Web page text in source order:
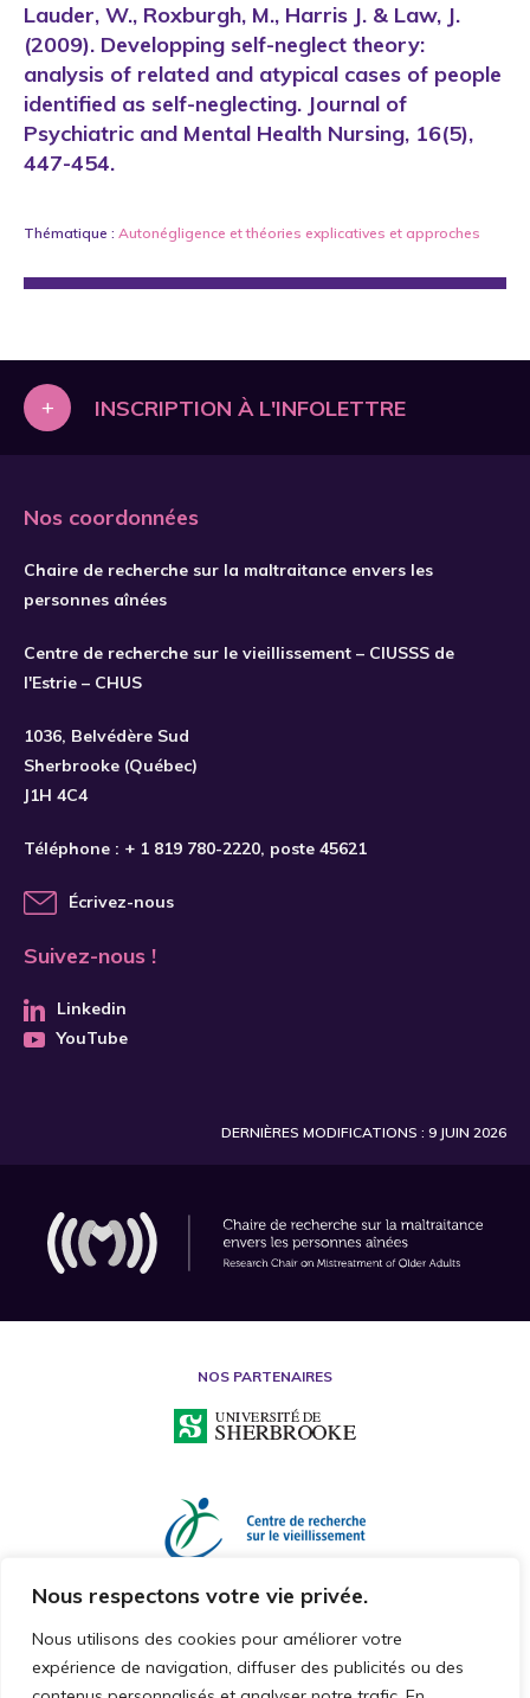
Nous respectons votre vie privée.
Nous utilisons des cookies pour améliorer votre
expérience de navigation, diffuser des publicités ou des
Lauder, W., Roxburgh, M., Harris J. & Law, J.
(2009). Developping self-neglect theory:
analysis of related and atypical cases of people
identified as self-neglecting. Journal of
Psychiatric and Mental Health Nursing, 16(5),
447-454.
Thématique : Autonégligence etthéories explicatives et approches
+ INSCRIPTION À L'INFOLETTRE
Nos coordonnées
Chaire de recherche sur la maltraitance envers les
personnes aînées
Centre de recherche sur le vieillissement – CIUSSS de
l'Estrie – CHUS
1036, Belvédère Sud
Sherbrooke (Québec)
J1H 4C4
Téléphone : + 1 819 780-2220, poste 45621
Écrivez-nous
Suivez-nous !
Linkedin
YouTube
DERNIÈRES MODIFICATIONS : 9 JUIN 2026
NOS PARTENAIRES